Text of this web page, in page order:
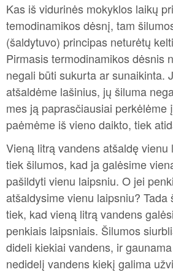
Kas iš vidurinės mokyklos laikų
temodinamikos dėsnį, tam
(šaldytuvo) principas neturėtų
Pirmasis termodinamikos dėsnis
negali būti sukurta ar sunaikinta.
atšaldėme lašinius, jų šiluma
mes ją paprasčiausiai perkėlėme
paėmėme iš vieno daikto, tiek
Vieną litrą vandens atšaldę vienu
tiek šilumos, kad ja galėsime
pašildyti vienu laipsniu. O jei
atšaldysime vienu laipsniu? Tada
tiek, kad vieną litrą vandens
penkiais laipsniais. Šilumos
dideli kiekiai vandens, ir
nedidelį vandens kiekį galima